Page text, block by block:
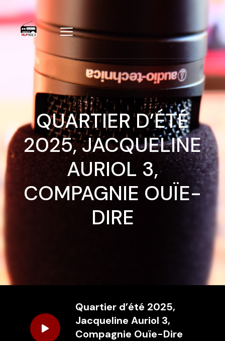
QUARTIER D’ÉTÉ
2025, JACQUELINE
AURIOL 3,
COMPAGNIE OUÏE-
DIRE
Quartier d’été 2025,
Jacqueline Auriol 3,
Compagnie Ouïe-Dire